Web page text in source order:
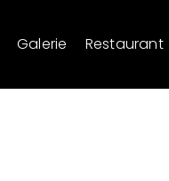
Galerie Restaurant